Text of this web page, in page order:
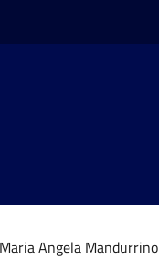
Maria Angela Mandurrino